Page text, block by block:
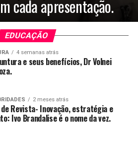
cada apresentação.
EDUCAÇÃO
4 semanas atrás
e seus benefícios, Dr Volnei
2 meses atrás
de Revista- Inovação, estratégia e
Ivo Brandalise é o nome da vez.